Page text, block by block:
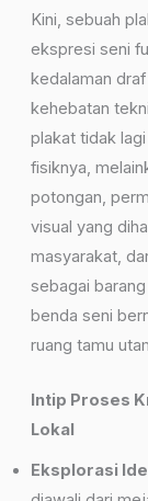
Kini, sebuah
ekspresi seni
kedalaman
kehebatan
plakat tidak
fisiknya,
potongan,
visual yang
masyarakat,
sebagai
benda seni
ruang tamu
Intip Proses
Lokal
Eksplorasi